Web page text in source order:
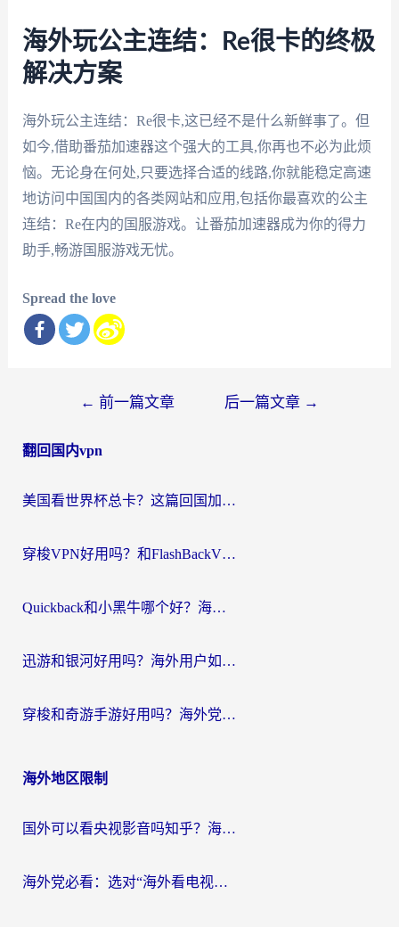
海外玩公主连结：Re很卡的终极
解决方案
海外玩公主连结：Re很卡,这已经不是什么新鲜事了。但
如今,借助番茄加速器这个强大的工具,你再也不必为此烦
恼。无论身在何处,只要选择合适的线路,你就能稳定高速
地访问中国国内的各类网站和应用,包括你最喜欢的公主
连结：Re在内的国服游戏。让番茄加速器成为你的得力
助手,畅游国服游戏无忧。
Spread the love
导
← 前一篇文章 后一篇文章 →
翻回国内vpn
美国看世界杯总卡？这篇回国加速器指南帮你无缝刷国内资源（附苹果手机VPN设置步骤）
穿梭VPN好用吗？和FlashBackVPN对比哪个回国效果更好？
Quickback和小黑牛哪个好？海外党亲测指南，选对回国加速器秒回国内
迅游和银河好用吗？海外用户如何选择回国加速器实现无缝访问国内资源
穿梭和奇游手游好用吗？海外党亲测3款回国加速器，附蜜蜂加速器七天试用攻略
海外地区限制
国外可以看央视影音吗知乎？海外党亲测有效的回国加速方案
海外党必看：选对“海外看电视剧软件”，再也不用愁国内剧刷不了